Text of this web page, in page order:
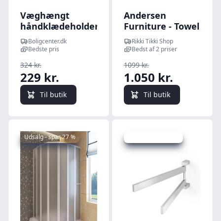
Væghængt
håndklædeholder
23×18×90 cm i
massivt fyrretræ
Boligcenter.dk
Bedste pris
324 kr.
229 kr.
Til butik
Andersen
Furniture - Towel
Rack - Double,
Oak - Lacquer
Rikki Tikki Shop
Bedst af 2 priser
1099 kr.
1.050 kr.
Til butik
Udsalg - spar 27 %